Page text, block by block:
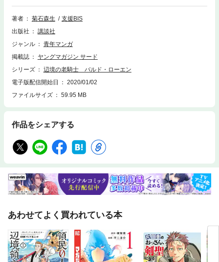
き起こす争いにバルドはいつの間にか巻き込まれていく――。
著者
菊石森生
支援BIS
出版社
講談社
ジャンル
青年マンガ
掲載誌
ヤングマガジン サード
シリーズ
辺境の老騎士 バルド・ローエン
電子版配信開始日
2020/01/02
ファイルサイズ
59.95 MB
作品をシェアする
あわせてよく買われている本